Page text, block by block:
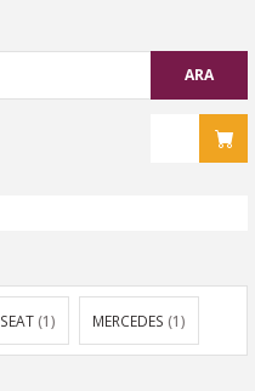
ARA
SEAT (1) MERCEDES (1)